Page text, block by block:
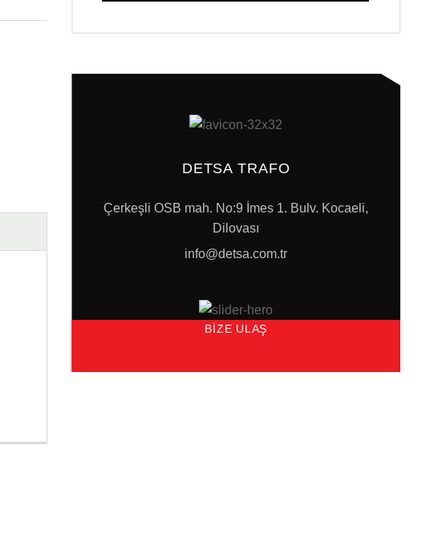
DETSA TRAFO
Çerkeşli OSB mah. No:9 İmes 1. Bulv. Kocaeli,
Dilovası
info@detsa.com.tr
BIZE ULAŞ